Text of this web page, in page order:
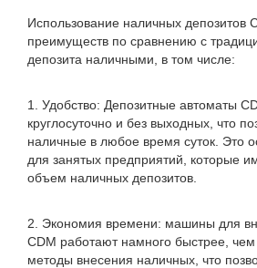
Использование наличных депозитов
преимуществ по сравнению с
депозита наличными, в том числе:
1. Удобство: Депозитные автоматы
круглосуточно и без выходных, что
наличные в любое время суток. Это
для занятых предприятий, которые
объем наличных депозитов.
2. Экономия времени: машины для
CDM работают намного быстрее,
методы внесения наличных, что